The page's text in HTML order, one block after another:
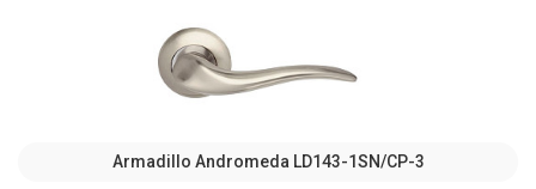
Armadillo Andromeda LD143-1SN/CP-3